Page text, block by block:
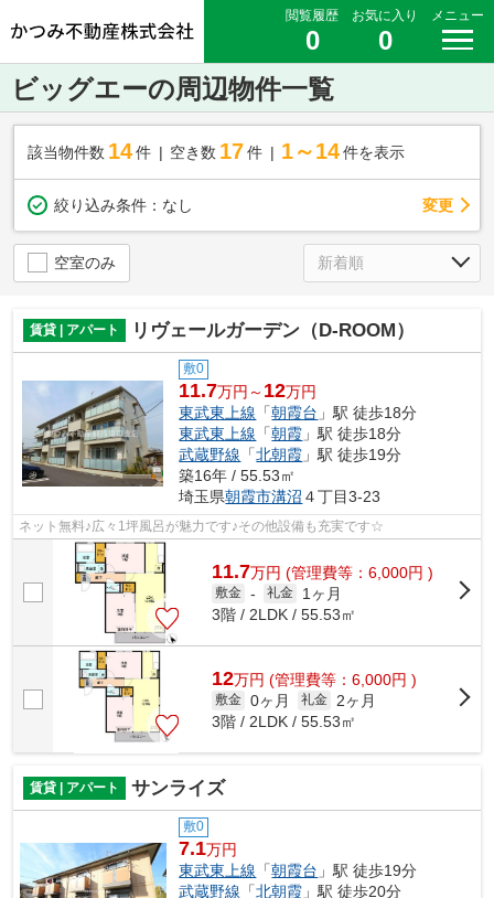
閲覧履歴
0
お気に入り
0
メニュー
ビッグエーの周辺物件一覧
該当物件数 14件 空き数 17 件 1～14 件を表示
絞り込み条件： なし 変更
空室のみ
賃貸 | アパート リヴェールガーデン（D-ROOM）
敷0
11.7万円～ 12万円
東武東上線 「朝霞台 」駅 徒歩18分
東武東上線 「朝霞 」駅 徒歩18分
武蔵野線 「北朝霞 」駅 徒歩19分
築16年 / 55.53㎡
埼玉県朝霞市溝沼 ４丁目3-23
ネット無料♪広々1坪風呂が魅力です♪その他設備も充実です☆
11.7万円 (管理費等：6,000円 )
敷金 - 礼金
1ヶ月
3階 / 2LDK / 55.53㎡
12万円 (管理費等：6,000円 )
敷金 0ヶ月 礼金
2ヶ月
3階 / 2LDK / 55.53㎡
賃貸 | アパート サンライズ
敷0
7.1万円
東武東上線 「朝霞台 」駅 徒歩19分
武蔵野線 「北朝霞 」駅 徒歩20分